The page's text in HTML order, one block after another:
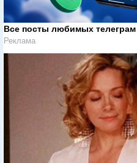
Все посты любимых
Реклама